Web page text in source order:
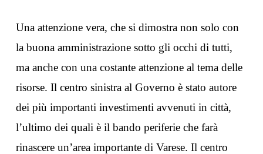
Una attenzione vera, che si dimostra non solo con
la buona amministrazione sotto gli occhi di tutti,
ma anche con una costante attenzione al tema delle
risorse. Il centro sinistra al Governo è stato autore
dei più importanti investimenti avvenuti in città,
l’ultimo dei quali è il bando periferie che farà
rinascere un’area importante di Varese. Il centro